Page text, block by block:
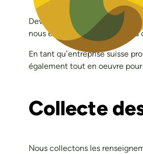
Devant le développement des
nous engageons à respecter
En tant qu’entreprise suisse
également tout en oeuvre
Collecte
Nous collectons les